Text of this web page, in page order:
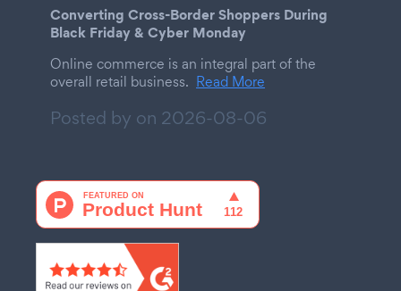
Converting Cross-Border Shoppers During
Black Friday & Cyber Monday
Online commerce is an integral part of the
overall retail business. Read More
Posted by on 2026-08-06